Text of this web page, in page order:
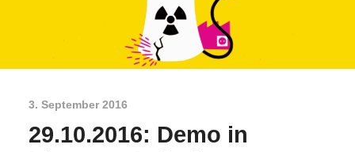
3. September 2016
29.10.2016: Demo in